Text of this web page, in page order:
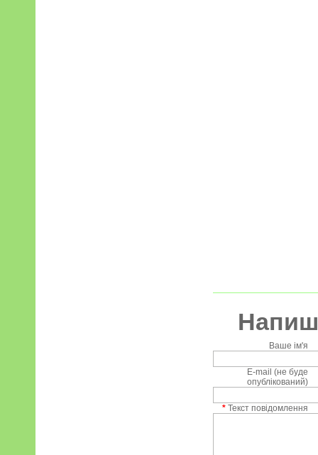
Ваше ім'я
E-mail (не буде
опублікований)
* Текст повідомлення